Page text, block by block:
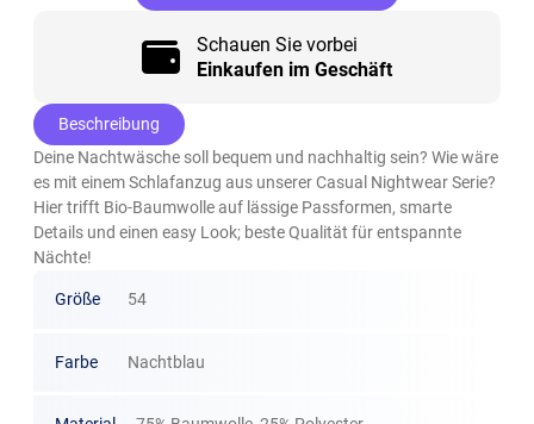
Schauen Sie vorbei
Einkaufen im Geschäft
Beschreibung
Deine Nachtwäsche soll bequem und nachhaltig sein? Wie wäre
es mit einem Schlafanzug aus unserer Casual Nightwear Serie?
Hier trifft Bio-Baumwolle auf lässige Passformen, smarte
Details und einen easy Look; beste Qualität für entspannte
Nächte!
Größe 54
Farbe Nachtblau